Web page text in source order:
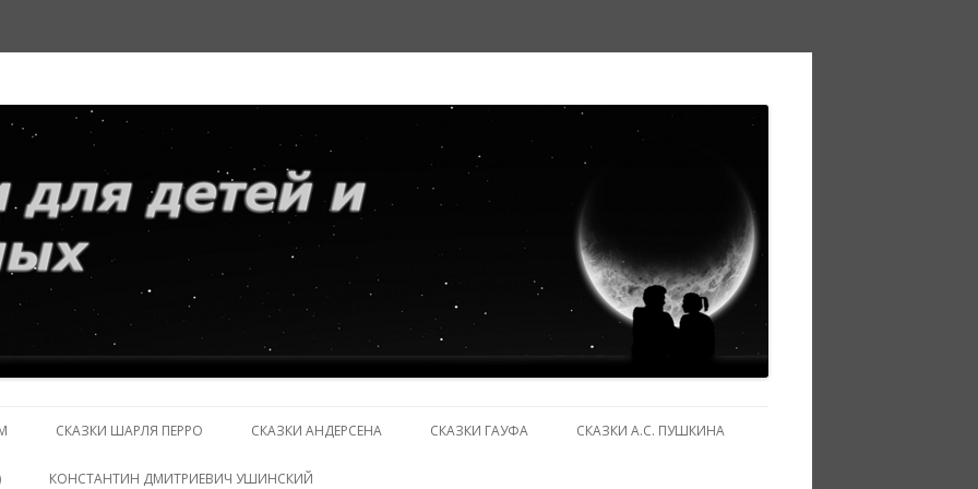
взрослых
содержимому
СКАЗКИ ШАРЛЯ ПЕРРО СКАЗКИ АНДЕРСЕНА СКАЗКИ ГАУФА СКАЗКИ А.С. ПУШКИНА
КОНСТАНТИН ДМИТРИЕВИЧ УШИНСКИЙ